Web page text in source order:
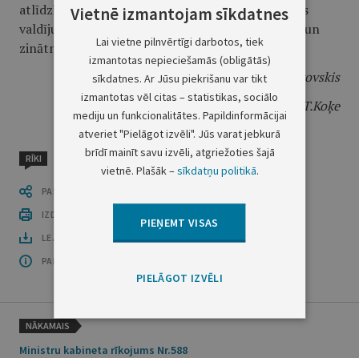
atlīdzības nodot Izglītības un zinātnes ministrijas
valdījumā, ja tas vairs netiek izmantots izglītības un
zinātnes funkciju nodrošināšanai.
Ministru prezidentsV.Dombrovskis
Izglītības un zinātnes ministre
T.Koķe
RĪKI
PASTĀSTI CITIEM
IZDRUKĀT PUBLIKĀCIJU
LEJUPLĀDĒT LAIDIENU (PDF)
PAR OFICIĀLO IZDEVUMU
NĀKAMAIS
Ministru kabineta rīkojums Nr.588
Vietnē izmantojam sīkdatnes
Lai vietne pilnvērtīgi darbotos, tiek
izmantotas nepieciešamās (obligātās)
sīkdatnes. Ar Jūsu piekrišanu var tikt
izmantotas vēl citas – statistikas, sociālo
mediju un funkcionalitātes. Papildinformācijai
atveriet "Pielāgot izvēli". Jūs varat jebkurā
brīdī mainīt savu izvēli, atgriežoties šajā
vietnē. Plašāk –sīkdatņu politikā.
PIEŅEMT VISAS
PIELĀGOT IZVĒLI